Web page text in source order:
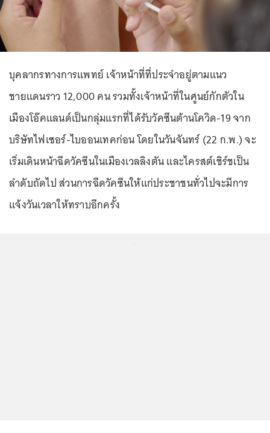
บุคลากรทางการแพทย์ เจ้าหน้าที่ที่ประจำอยู่ตามแนว
ชายแดนราว 12,000 คน รวมทั้งเจ้าหน้าที่ในศูนย์กักตัวใน
เมืองโอ๊คแลนด์เป็นกลุ่มแรกที่ได้รับวัคซีนต้านโควิด-19 จาก
บริษัทไฟเซอร์-ไบออนเทคก่อน โดยในวันจันทร์ (22 ก.พ.) จะ
เริ่มเดินหน้าฉีดวัคซีนในเมืองเวลลิงตัน และไครสต์เชิร์ชเป็น
ลำดับถัดไป ส่วนการฉีดวัคซีนให้แก่ประชาชนทั่วไปจะมีการ
แจ้งวันเวลาให้ทราบอีกครั้ง